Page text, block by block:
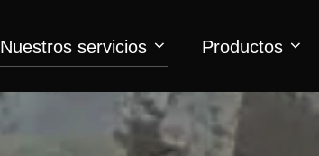
Nuestros servicios Productos